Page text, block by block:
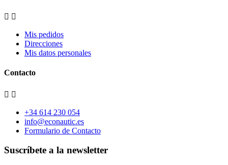
 
Mis pedidos
Direcciones
Mis datos personales
Contacto
 
+34 614 230 054
info@econautic.es
Formulario de Contacto
Suscríbete a la newsletter